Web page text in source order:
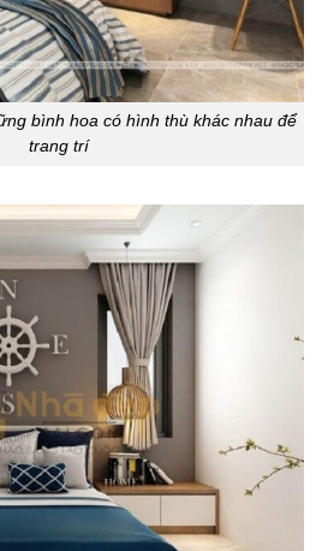
bình hoa có hình thù khác nhau để
trang trí